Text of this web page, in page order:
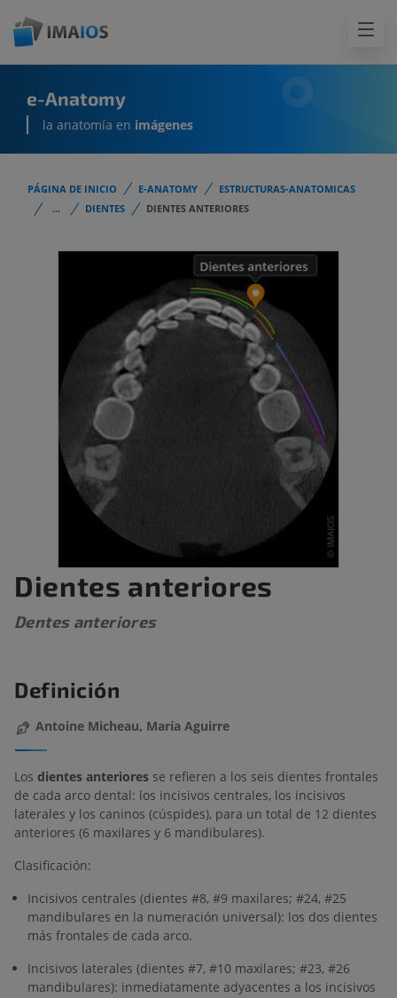
e-Anatomy
la anatomía en imágenes
PÁGINA DE INICIO E-ANATOMY
ESTRUCTURAS-ANATOMICAS
...
DIENTES DIENTES ANTERIORES
Dientes anteriores
Dentes anteriores
Definición
Antoine Micheau, María Aguirre
Los dientes anteriores se refieren a los seis dientes frontales
de cada arco dental: los incisivos centrales, los incisivos
laterales y los caninos (cúspides), para un total de 12 dientes
anteriores (6 maxilares y 6 mandibulares).
Clasificación:
Incisivos centrales (dientes #8, #9 maxilares; #24, #25
mandibulares en la numeración universal): los dos dientes
más frontales de cada arco.
Incisivos laterales (dientes #7, #10 maxilares; #23, #26
mandibulares): inmediatamente adyacentes a los incisivos